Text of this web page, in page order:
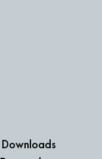
Downloads